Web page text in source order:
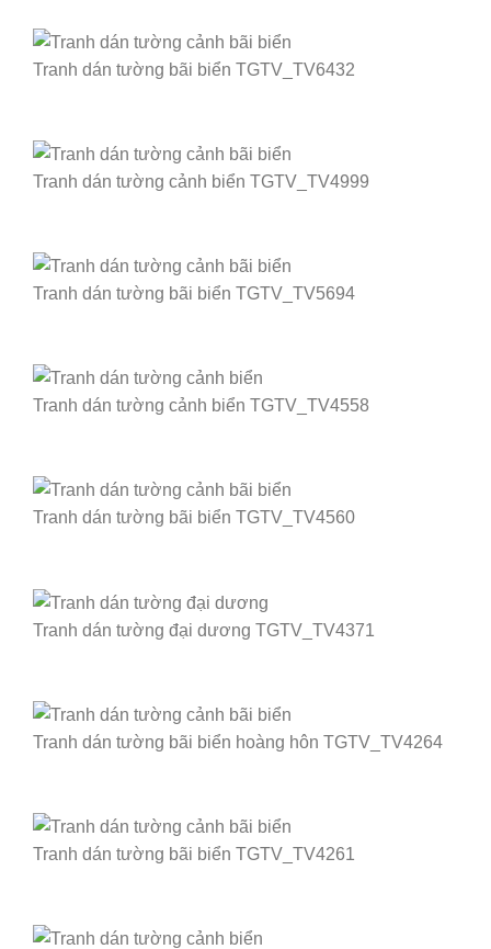
Tranh dán tường bãi biển TGTV_TV6432
Tranh dán tường cảnh biển TGTV_TV4999
Tranh dán tường bãi biển TGTV_TV5694
Tranh dán tường cảnh biển TGTV_TV4558
Tranh dán tường bãi biển TGTV_TV4560
Tranh dán tường đại dương TGTV_TV4371
Tranh dán tường bãi biển hoàng hôn TGTV_TV4264
Tranh dán tường bãi biển TGTV_TV4261